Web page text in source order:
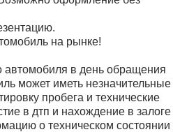
на рынке!
в день обращения
может иметь незначительные
пробега и технические
в дтп и нахождение в залоге
о техническом состоянии